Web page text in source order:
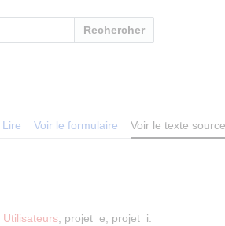
Rechercher
Lire Voir le formulaire Voir le texte source
Utilisateurs , projet_e, projet_i.